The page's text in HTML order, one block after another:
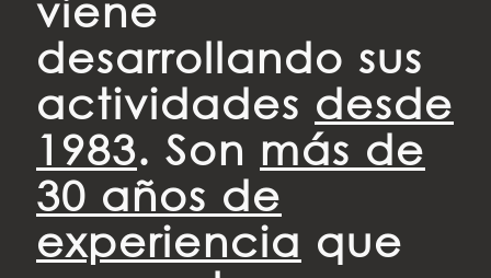
viene
desarrollando sus
actividades desde
1983. Son más de
30 años de
experiencia que